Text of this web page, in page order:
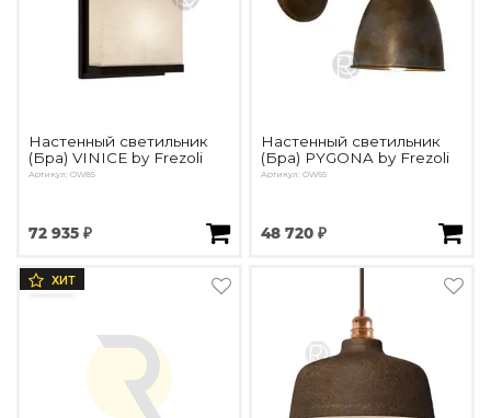
Настенный светильник
(Бра) VINICE by Frezoli
Артикул: OW85
72 935 ₽
Настенный светильник
(Бра) PYGONA by Frezoli
Артикул: OW65
48 720 ₽
ХИТ